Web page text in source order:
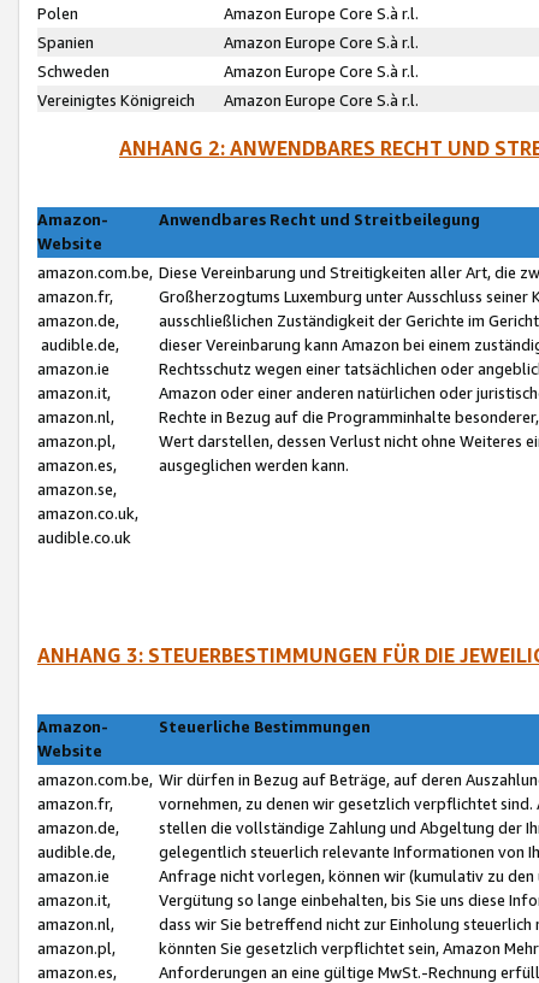
Polen
Amazon Europe Core S.à r.l.
Spanien
Amazon Europe Core S.à r.l.
Schweden
Amazon Europe Core S.à r.l.
Vereinigtes Königreich
Amazon Europe Core S.à r.l.
ANHANG 2: ANWENDBARES RECHT UND
Amazon-
Website
Anwendbares Recht und Streitbeilegung
amazon.com.be,
amazon.fr,
amazon.de,
audible.de,
amazon.ie
amazon.it,
amazon.nl,
amazon.pl,
amazon.es,
amazon.se,
amazon.co.uk,
audible.co.uk
Diese Vereinbarung und Streitigkeiten aller Art, die
Großherzogtums Luxemburg unter Ausschluss
ausschließlichen Zuständigkeit der Gerichte im
dieser Vereinbarung kann Amazon bei einem
Rechtsschutz wegen einer tatsächlichen oder
Amazon oder einer anderen natürlichen oder
Rechte in Bezug auf die Programminhalte
Wert darstellen, dessen Verlust nicht ohne Weiteres
ausgeglichen werden kann.
ANHANG 3: STEUERBESTIMMUNGEN FÜR DIE
Amazon-
Website
Steuerliche Bestimmungen
amazon.com.be,
amazon.fr,
amazon.de,
audible.de,
amazon.ie
amazon.it,
amazon.nl,
amazon.pl,
amazon.es,
Wir dürfen in Bezug auf Beträge, auf deren
vornehmen, zu denen wir gesetzlich verpflichtet
stellen die vollständige Zahlung und Abgeltung der
gelegentlich steuerlich relevante Informationen von
Anfrage nicht vorlegen, können wir (kumulativ zu
Vergütung so lange einbehalten, bis Sie uns diese
dass wir Sie betreffend nicht zur Einholung
könnten Sie gesetzlich verpflichtet sein, Amazon
Anforderungen an eine gültige MwSt.-Rechnung